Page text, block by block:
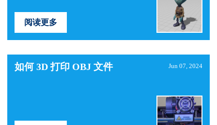
阅读更多
如何 3D 打印 OBJ 文件 Jun 07, 2024